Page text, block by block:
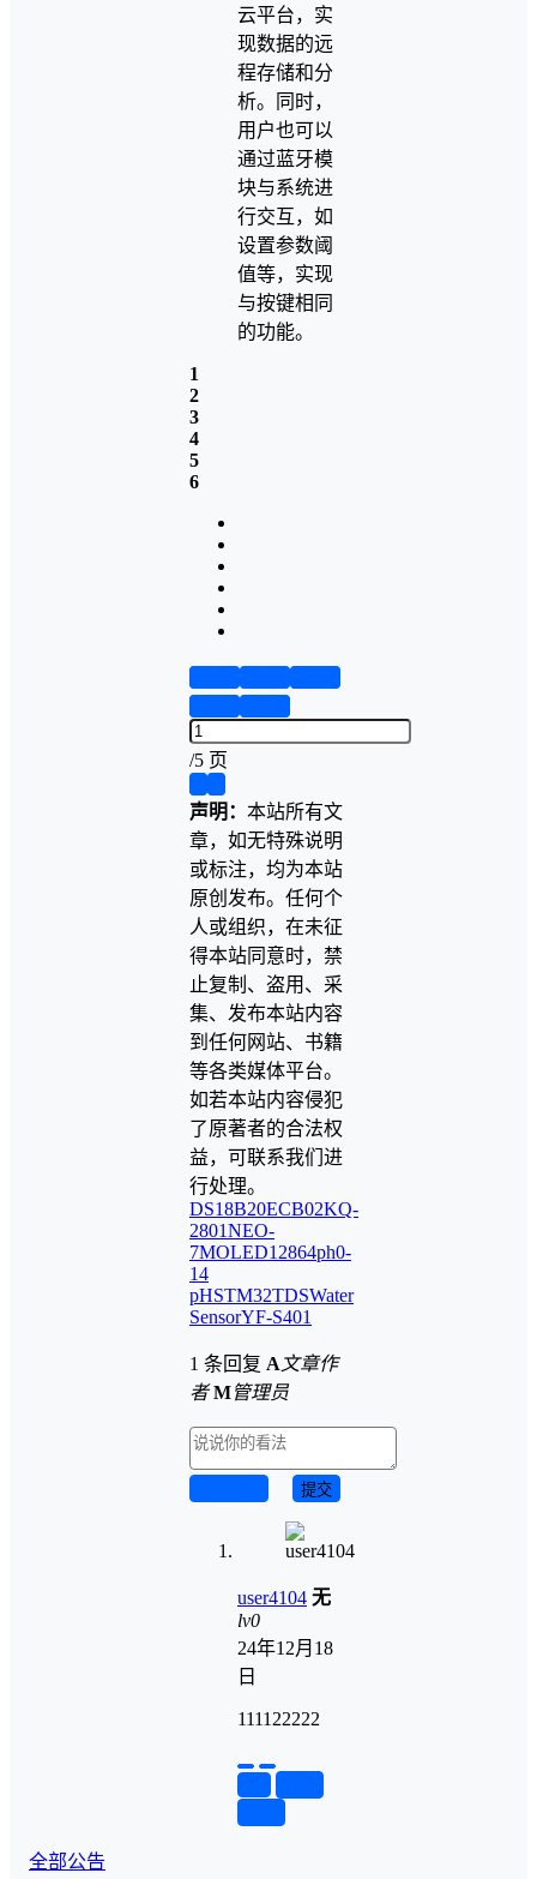
云平台，实
现数据的远
程存储和分
析。同时，
用户也可以
通过蓝牙模
块与系统进
行交互，如
设置参数阈
值等，实现
与按键相同
的功能。
1
2
3
4
5
6
/5 页
声明： 本站所有文
章，如无特殊说明
或标注，均为本站
原创发布。任何个
人或组织，在未征
得本站同意时，禁
止复制、盗用、采
集、发布本站内容
到任何网站、书籍
等各类媒体平台。
如若本站内容侵犯
了原著者的合法权
益，可联系我们进
行处理。
DS18B20ECB02KQ-
2801NEO-
7MOLED12864ph0-
14
pHSTM32TDSWater
SensorYF-S401
1 条回复 A 文章作
者 M管理员
提交
user4104 无
lv0
24年12月18
日
111122222
全部公告